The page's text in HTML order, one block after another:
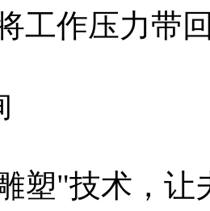
工作压力带
塑"技术，让